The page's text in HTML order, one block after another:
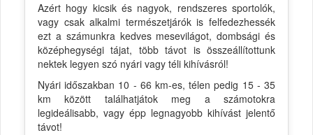
Azért hogy kicsik és nagyok, rendszeres sportolók,
vagy csak alkalmi természetjárók is felfedezhessék
ezt a számunkra kedves mesevilágot, dombsági és
középhegységi tájat, több távot is összeállítottunk
nektek legyen szó nyári vagy téli kihívásról!
Nyári időszakban 10 - 66 km-es, télen pedig 15 - 35
km között találhatjátok meg a számotokra
legideálisabb, vagy épp legnagyobb kihívást jelentő
távot!